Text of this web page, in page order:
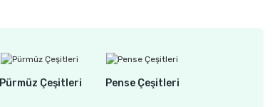
Pürmüz Çeşitleri Pense Çeşitleri